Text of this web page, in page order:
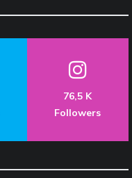
76,5 K
Followers